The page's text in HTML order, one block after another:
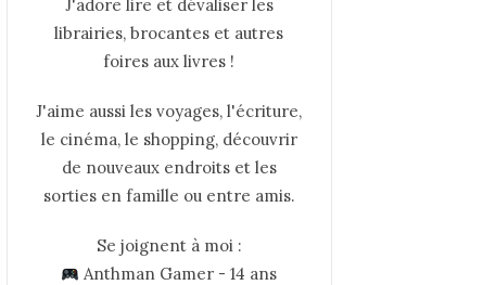
J'adore lire et dévaliser les
librairies, brocantes et autres
foires aux livres !
J'aime aussi les voyages, l'écriture,
le cinéma, le shopping, découvrir
de nouveaux endroits et les
sorties en famille ou entre amis.
Se joignent à moi :
Anthman Gamer - 14 ans